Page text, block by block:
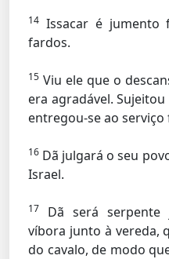
14 Issacar é jumento
fardos.
15 Viu ele que o
era agradável.
entregou-se ao
16 Dã julgará o seu
Israel.
17
Dã será
víbora junto à vereda,
do cavalo, de modo